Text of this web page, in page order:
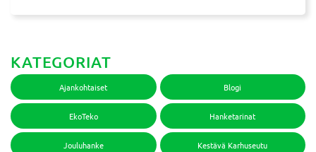
KATEGORIAT
Ajankohtaiset Blogi
EkoTeko Hanketarinat
Jouluhanke Kestävä Karhuseutu